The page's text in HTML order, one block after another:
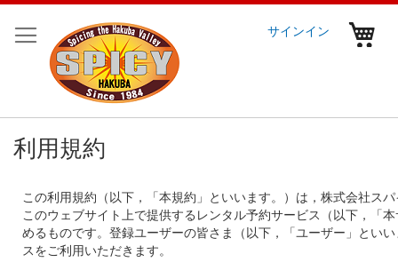
ン
テ
ス
キ
ッ
サインイン
利用規約
この利用規約（以下，「本規約」といいます。）は，株式会社ス
このウェブサイト上で提供するレンタル予約サービス（以下，「
めるものです。登録ユーザーの皆さま（以下，「ユーザー」とい
スをご利用いただきます。